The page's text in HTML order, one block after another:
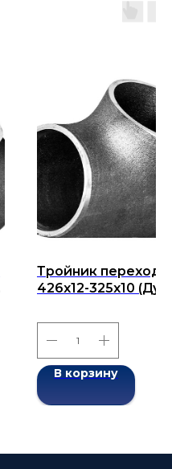
Тройник
426х12-325х10 (Ду
ГОСТ 17376-2001
В корзину